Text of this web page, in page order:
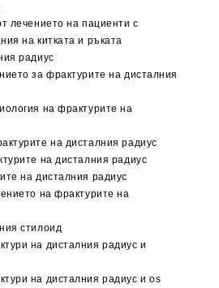
лечението на пациенти с
на китката и ръката
радиус
за фрактурите на дисталния
на фрактурите на
на дисталния радиус
на дисталния радиус
на дисталния радиус
на фрактурите на
стилоид
на дисталния радиус и
на дисталния радиус и os